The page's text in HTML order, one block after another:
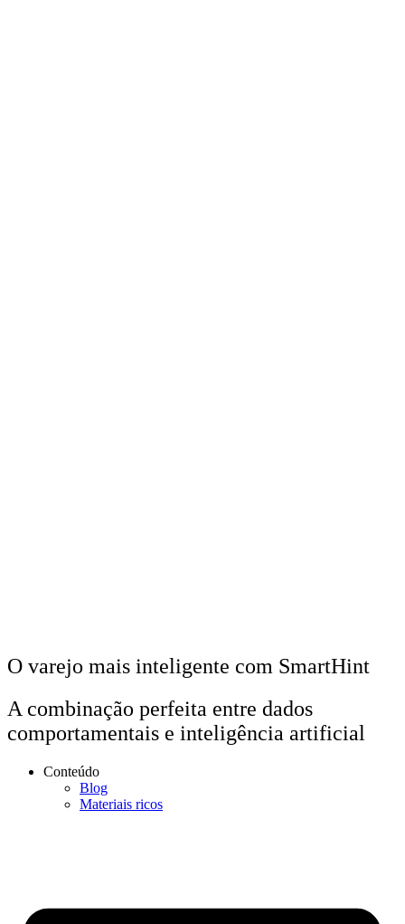
O varejo mais inteligente com SmartHint
A combinação perfeita entre dados
comportamentais e inteligência artificial
Conteúdo
Blog
Materiais ricos